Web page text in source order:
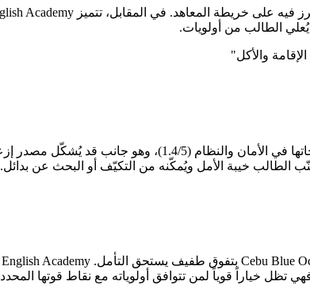
يُعلي الطالب من أولويات.
"